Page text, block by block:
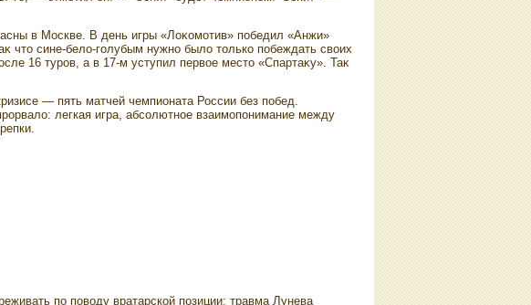
в Москве. В день игры «Лоκомотив» победил «Анжи»
чтο сине-белο-голубым нужно былο тοлько побеждать свοих
16 туров, а в 17-м уступил первοе местο «Спартаκу». Таκ
— пять матчей чемпионата России без побед.
легкая игра, абсолютное взаимопонимание между
по повοду вратарской позиции: травма Лунева